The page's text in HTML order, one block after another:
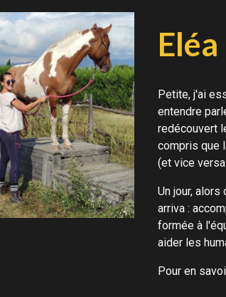
Eléa
Petite, j'ai
entendre
redécouvert
compris que
(et vice
Un jour,
arriva :
formée à
aider les
Pour en